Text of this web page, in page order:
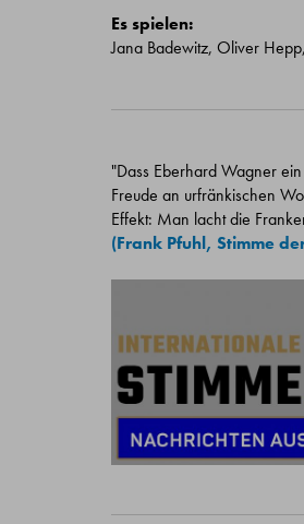
Es spielen:
Jana Badewitz, Oliver
"Dass Eberhard Wagner
Freude an urfränkischen
Effekt: Man lacht die
(Frank Pfuhl, Stimme